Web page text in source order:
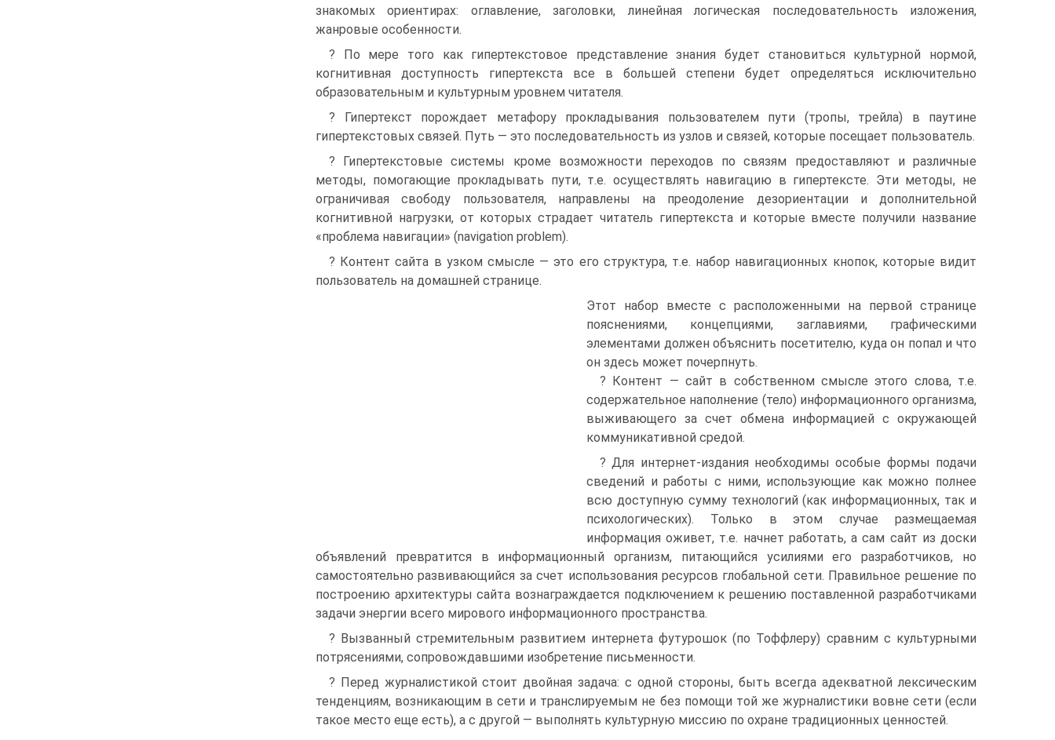
знакомых ориентирах: оглавление, заголовки, линейная логическая последовательность изложения,
жанровые особенности.
? По мере того как гипертекстовое представление знания будет становиться культурной нормой,
когнитивная доступность гипертекста все в большей степени будет определяться исключительно
образовательным и культурным уровнем читателя.
? Гипертекст порождает метафору прокладывания пользователем пути (тропы, трейла) в паутине
гипертекстовых связей. Путь — это последовательность из узлов и связей, которые посещает пользователь.
? Гипертекстовые системы кроме возможности переходов по связям предоставляют и различные
методы, помогающие прокладывать пути, т.е. осуществлять навигацию в гипертексте. Эти методы, не
ограничивая свободу пользователя, направлены на преодоление дезориентации и дополнительной
когнитивной нагрузки, от которых страдает читатель гипертекста и которые вместе получили название
«проблема навигации» (navigation problem).
? Контент сайта в узком смысле — это его структура, т.е. набор навигационных кнопок, которые видит
пользователь на домашней странице.
Этот набор вместе с расположенными на первой странице
пояснениями, концепциями, заглавиями, графическими
элементами должен объяснить посетителю, куда он попал и что
он здесь может почерпнуть.
? Контент — сайт в собственном смысле этого слова, т.е.
содержательное наполнение (тело) информационного организма,
выживающего за счет обмена информацией с окружающей
коммуникативной средой.
? Для интернет-издания необходимы особые формы подачи
сведений и работы с ними, использующие как можно полнее
всю доступную сумму технологий (как информационных, так и
психологических). Только в этом случае размещаемая
информация оживет, т.е. начнет работать, а сам сайт из доски
объявлений превратится в информационный организм, питающийся усилиями его разработчиков, но
самостоятельно развивающийся за счет использования ресурсов глобальной сети. Правильное решение по
построению архитектуры сайта вознаграждается подключением к решению поставленной разработчиками
задачи энергии всего мирового информационного пространства.
? Вызванный стремительным развитием интернета футурошок (по Тоффлеру) сравним с культурными
потрясениями, сопровождавшими изобретение письменности.
? Перед журналистикой стоит двойная задача: с одной стороны, быть всегда адекватной лексическим
тенденциям, возникающим в сети и транслируемым не без помощи той же журналистики вовне сети (если
такое место еще есть), а с другой — выполнять культурную миссию по охране традиционных ценностей.